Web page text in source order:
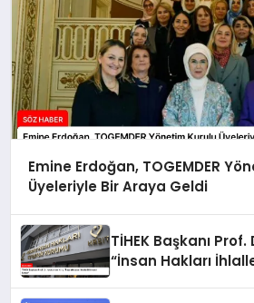
Emine Erdoğan, TOGEMDER
Üyeleriyle Bir Araya Geldi
TİHEK Başkanı Prof.
“İnsan Hakları